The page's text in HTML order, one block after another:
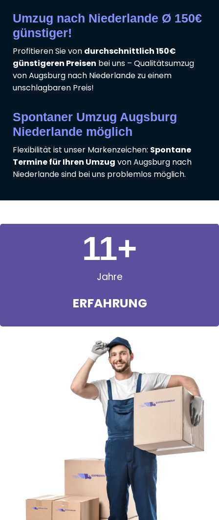
Umzug nach Niederlande Ø 150€
günstiger!
Profitieren Sie von durchschnittlich 150€
günstigeren Preisen bei uns – Qualitätsumzug
von Augsburg nach Niederlande zu einem
unschlagbaren Preis!
Spontaner Umzug Augsburg
Niederlande möglich
Flexibilität ist unser Markenzeichen: Spontane
Termine für Ihren Umzug von Augsburg nach
Niederlande sind bei uns problemlos möglich.
Jahre
ERFAHRUNG
11+